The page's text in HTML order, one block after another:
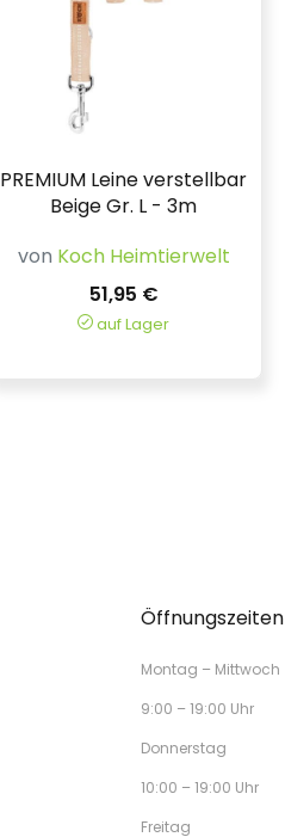
PREMIUM Leine verstellbar
Beige Gr. L - 3m
von Koch Heimtierwelt
51,95 €
auf Lager
Öffnungszeiten
Montag – Mittwoch
9:00 – 19:00 Uhr
Donnerstag
10:00 – 19:00 Uhr
Freitag